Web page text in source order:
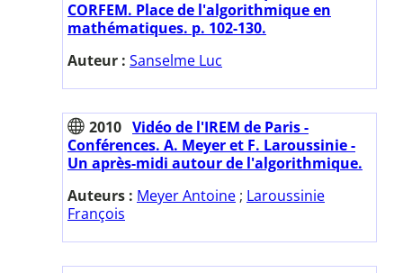
CORFEM. Place de l'algorithmique en
mathématiques. p. 102-130.
Auteur : Sanselme Luc
2010 Vidéo de l'IREM de Paris -
Conférences. A. Meyer et F. Laroussinie -
Un après-midi autour de l'algorithmique.
Auteurs : Meyer Antoine ; Laroussinie
François